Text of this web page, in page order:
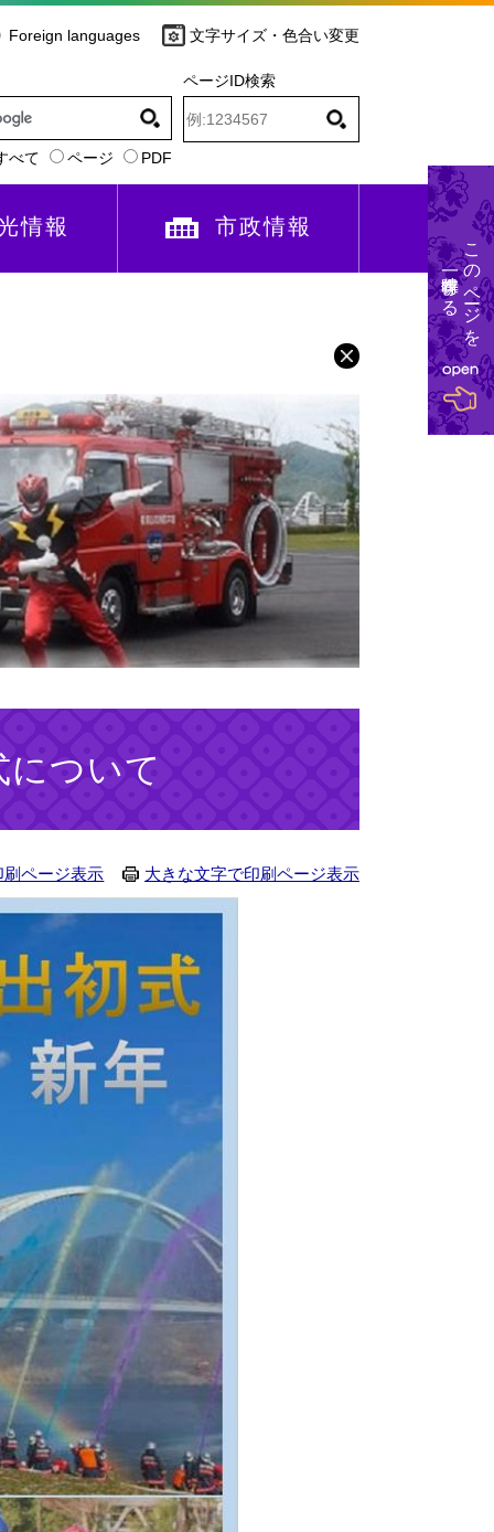
Foreign languages 文字サイズ・色合い変更
べて ページ PDF
ページID検索
情報 市政情報
について
刷ページ表示 大きな文字で印刷ページ表示
このページを
一時保存する